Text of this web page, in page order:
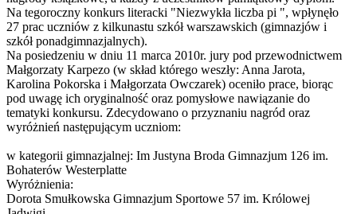
Na tegoroczny konkurs literacki "Niezwykła liczba pi ", wpłynęło
27 prac uczniów z kilkunastu szkół warszawskich (gimnazjów i
szkół ponadgimnazjalnych).
Na posiedzeniu w dniu 11 marca 2010r. jury pod przewodnictwem
Małgorzaty Karpezo (w skład którego weszły: Anna Jarota,
Karolina Pokorska i Małgorzata Owczarek) oceniło prace, biorąc
pod uwagę ich oryginalność oraz pomysłowe nawiązanie do
tematyki konkursu. Zdecydowano o przyznaniu nagród oraz
wyróżnień następującym uczniom:
w kategorii gimnazjalnej: Im Justyna Broda Gimnazjum 126 im.
Bohaterów Westerplatte
Wyróżnienia:
Dorota Smułkowska Gimnazjum Sportowe 57 im. Królowej